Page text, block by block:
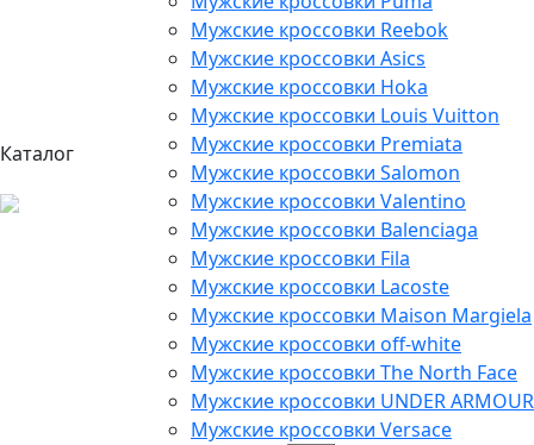
Каталог
Мужские кроссовки Reebok
Мужские кроссовки Asics
Мужские кроссовки Hoka
Мужские кроссовки Louis Vuitton
Мужские кроссовки Premiata
Мужские кроссовки Salomon
Мужские кроссовки Valentino
Мужские кроссовки Balenciaga
Мужские кроссовки Fila
Мужские кроссовки Lacoste
Мужские кроссовки Maison Margiela
Мужские кроссовки off-white
Мужские кроссовки The North Face
Мужские кроссовки UNDER ARMOUR
Мужские кроссовки Versace